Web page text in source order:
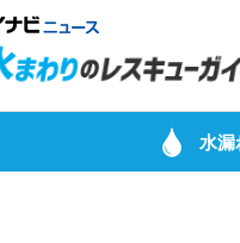
水漏